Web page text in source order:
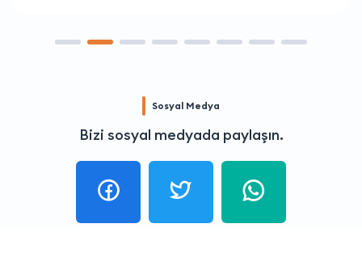
Sosyal Medya
Bizi sosyal medyada paylaşın.